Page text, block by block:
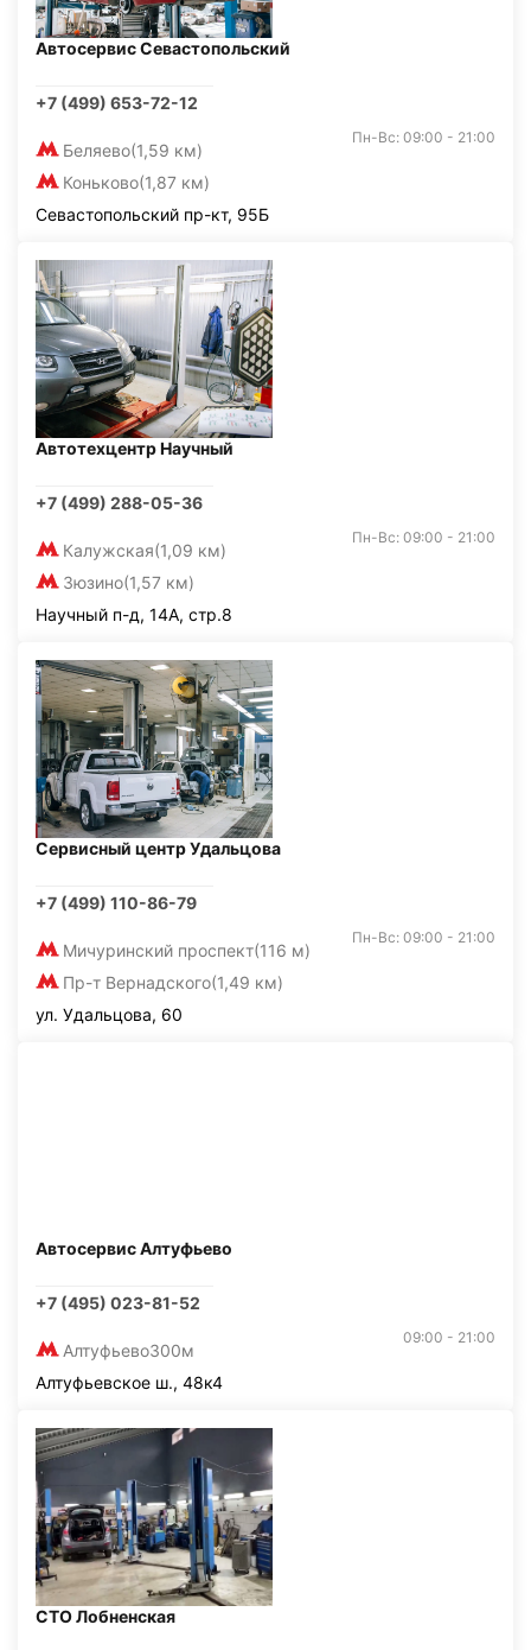
Автосервис Севастопольский
+7 (499) 653-72-12
Беляево(1,59 км)
Коньково(1,87 км)
Пн-Вс: 09:00 - 21:00
Севастопольский пр-кт, 95Б
Автотехцентр Научный
+7 (499) 288-05-36
Калужская(1,09 км)
Зюзино(1,57 км)
Пн-Вс: 09:00 - 21:00
Научный п-д, 14А, стр.8
Сервисный центр Удальцова
+7 (499) 110-86-79
Мичуринский проспект(116 м)
Пр-т Вернадского(1,49 км)
Пн-Вс: 09:00 - 21:00
ул. Удальцова, 60
Автосервис Алтуфьево
+7 (495) 023-81-52
Алтуфьево300м
09:00 - 21:00
Алтуфьевское ш., 48к4
СТО Лобненская